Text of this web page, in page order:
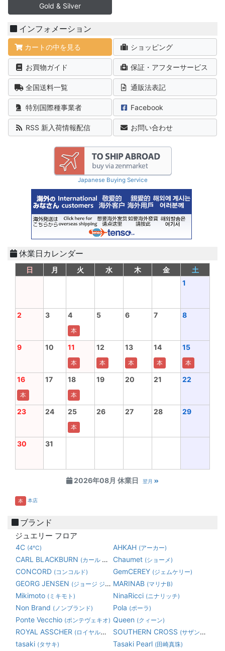
Gold & Silver
インフォメーション
カートの中を見る ショッピング
お買物ガイド 保証・アフターサービス
全国送料一覧 通販法表記
特別国際種事業者 Facebook
RSS 新入荷情報配信 お問い合わせ
Japanese Buying Service
休業日カレンダー
2026年08月 休業日 翌月
日 月 火 水 木 金
土
1
2 3 4
本
5 6 7 8
9 10 11
本
12
本
13
本
14
本
15
本
16
本
17 18
本
19 20 21 22
23 24 25
本
26 27 28 29
30 31
本 本店
ブランド
ジュエリー フロア
4C (4℃) AHKAH (アーカー)
CARL BLACKBURN (カール ブラックバーン) Chaumet (ショーメ)
CONCORD (コンコルド) GemCEREY (ジェムケリー)
GEORG JENSEN (ジョージ ジェンセン) MARINAB (マリナB)
Mikimoto (ミキモト) NinaRicci (ニナリッチ)
Non Brand (ノンブランド) Pola (ポーラ)
Ponte Vecchio (ポンテヴェキオ) Queen (クィーン)
ROYAL ASSCHER (ロイヤルアッシャーダイヤモンド) SOUTHERN CROSS (サザンクロス)
tasaki (タサキ) Tasaki Pearl (田崎真珠)